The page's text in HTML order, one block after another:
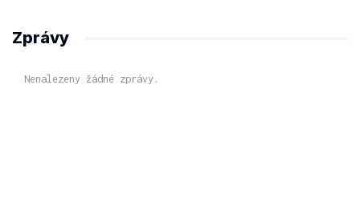
Zprávy
Nenalezeny žádné zprávy.